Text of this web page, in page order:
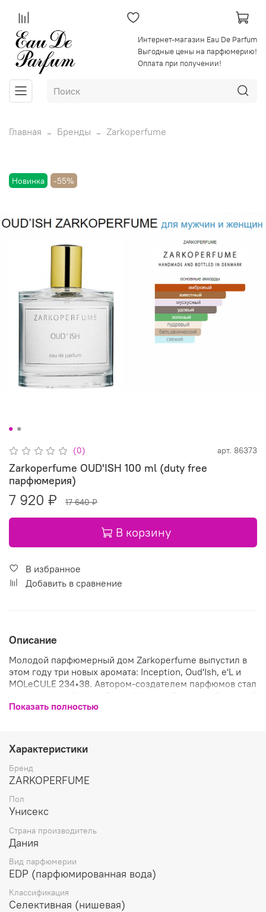
Интернет-магазин Eau De Parfum
Выгодные цены на парфюмерию!
Оплата при получении!
Главная Бренды Zarkoperfume
Новинка -55%
(0) арт. 86373
Zarkoperfume OUD'ISH 100 ml (duty free
парфюмерия)
7 920 ₽ 17 640 ₽
В корзину
В избранное
Добавить в сравнение
Описание
Молодой парфюмерный дом Zarkoperfume выпустил в
этом году три новых аромата: Inception, Oud'Ish, e'L и
MOLeCULE 234•38. Автором-создателем парфюмов стал
совместно с именитыми мастерами парфюмерного
которые были привезены со всего мира. Так,
парфюм
удовый аромат. Вдохновением к созданию послужил
провел какое-то время.
одновременно нотами дерева уд, свежего индийского
зеленого чая, белого мускуса и томной амбры, которые
прекрасно сочетаются между собой.
Показать полностью
Характеристики
Бренд
ZARKOPERFUME
Пол
Унисекс
Страна производитель
Дания
Вид парфюмерии
EDP (парфюмированная вода)
Классификация
Селективная (нишевая)